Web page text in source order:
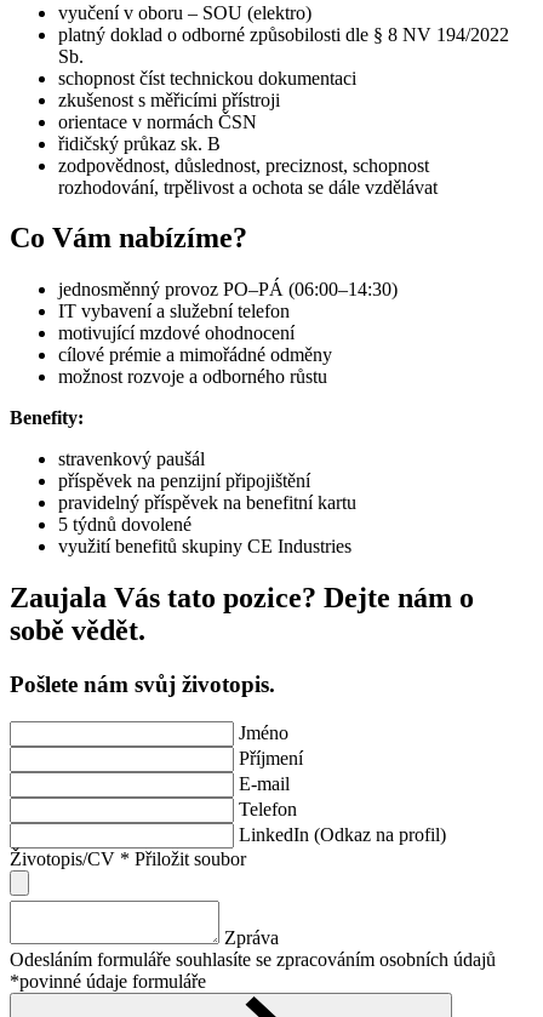
vyučení v oboru – SOU (elektro)
platný doklad o odborné způsobilosti dle § 8 NV 194/2022
Sb.
schopnost číst technickou dokumentaci
zkušenost s měřicími přístroji
orientace v normách ČSN
řidičský průkaz sk. B
zodpovědnost, důslednost, preciznost, schopnost
rozhodování, trpělivost a ochota se dále vzdělávat
Co Vám nabízíme?
jednosměnný provoz PO–PÁ (06:00–14:30)
IT vybavení a služební telefon
motivující mzdové ohodnocení
cílové prémie a mimořádné odměny
možnost rozvoje a odborného růstu
Benefity:
stravenkový paušál
příspěvek na penzijní připojištění
pravidelný příspěvek na benefitní kartu
5 týdnů dovolené
využití benefitů skupiny CE Industries
Zaujala Vás tato pozice? Dejte nám o
sobě vědět.
Pošlete nám svůj životopis.
Jméno
Příjmení
E-mail
Telefon
LinkedIn (Odkaz na profil)
Životopis/CV * Přiložit soubor
Zpráva
Odesláním formuláře souhlasíte se zpracováním osobních údajů
*povinné údaje formuláře